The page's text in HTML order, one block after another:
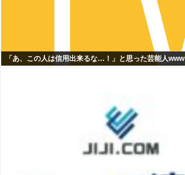
「あ、この人は信用出来るな…！」と思った芸能人www